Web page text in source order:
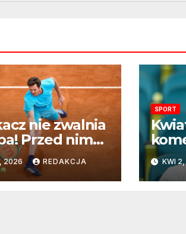
nie zwalnia
Przed nim
z
w
rundzie
2026 REDAKCJA
SPORT
KWI